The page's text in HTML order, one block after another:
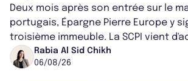
Deux mois après son entrée sur le
portugais, Épargne Pierre Europe y
troisième immeuble. La SCPI vient
dans le centre du pays, un établis...
Rabia Al Sid Chikh
06/08/26